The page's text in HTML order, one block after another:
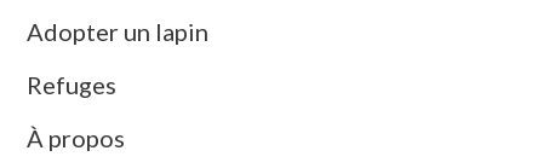
Adopter un lapin
Refuges
À propos